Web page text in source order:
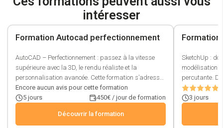
intéresser
Formation Autocad perfectionnement
AutoCAD – Perfectionnement : passez à la vitesse
supérieure avec la 3D, le rendu réaliste et la
personnalisation avancée. Cette formation s’adresse
aux utilisateurs ayant déjà les bases d’AutoCAD et
souhaitant maîtriser les outils avancés de
Vous apprendrez à créer des jeux de feuilles
Encore aucun avis pour cette formation
5 jours 450€ / jour de formation
Découvrir la formation
SketchUp :
modélisation
percutante.
initie à
3 jours